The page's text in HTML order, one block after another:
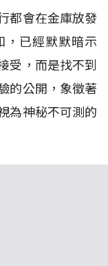
都會在金庫放發
，已經默默暗示
受，而是找不到
的公開，象徵著
為神秘不可測的